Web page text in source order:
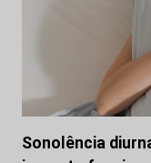
Sonolência